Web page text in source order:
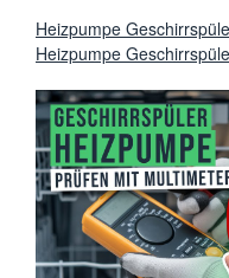
Heizpumpe
Heizpumpe